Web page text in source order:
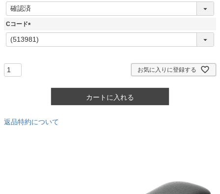
(
Cコード
(
必
お気に入りに登録する
カートに入れる
返品特約について